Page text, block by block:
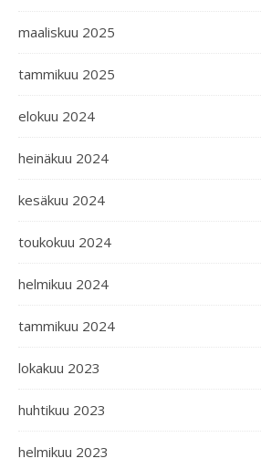
maaliskuu 2025
tammikuu 2025
elokuu 2024
heinäkuu 2024
kesäkuu 2024
toukokuu 2024
helmikuu 2024
tammikuu 2024
lokakuu 2023
huhtikuu 2023
helmikuu 2023